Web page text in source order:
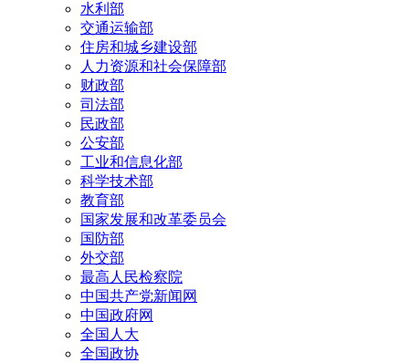
水利部
交通运输部
住房和城乡建设部
人力资源和社会保障部
财政部
司法部
民政部
公安部
工业和信息化部
科学技术部
教育部
国家发展和改革委员会
国防部
外交部
最高人民检察院
中国共产党新闻网
中国政府网
全国人大
全国政协